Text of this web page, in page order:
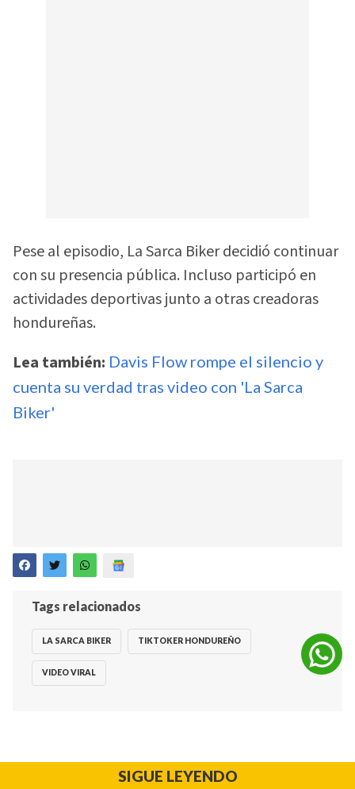
Pese al episodio, La Sarca Biker decidió continuar
con su presencia pública. Incluso participó en
actividades deportivas junto a otras creadoras
hondureñas.
Lea también: Davis Flow rompe el silencio y
cuenta su verdad tras video con 'La Sarca
Biker'
Tags relacionados
LA SARCA BIKER TIKTOKER HONDUREÑO
VIDEO VIRAL
SIGUE LEYENDO